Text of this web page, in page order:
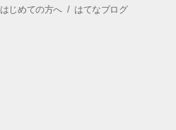
はじめての方へ/ はてなブログ